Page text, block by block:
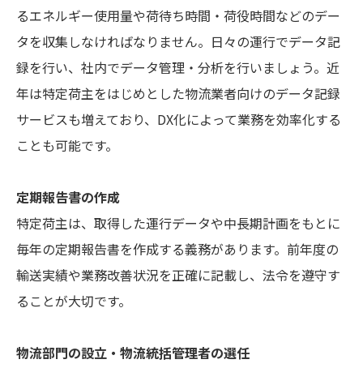
るエネルギー使用量や荷待ち時間・荷役時間などのデー
タを収集しなければなりません。日々の運行でデータ記
録を行い、社内でデータ管理・分析を行いましょう。近
年は特定荷主をはじめとした物流業者向けのデータ記録
サービスも増えており、DX化によって業務を効率化する
ことも可能です。
定期報告書の作成
特定荷主は、取得した運行データや中長期計画をもとに
毎年の定期報告書を作成する義務があります。前年度の
輸送実績や業務改善状況を正確に記載し、法令を遵守す
ることが大切です。
物流部門の設立・物流統括管理者の選任